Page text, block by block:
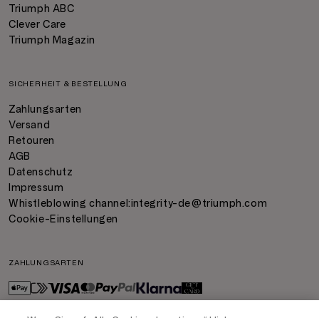
Triumph ABC
Clever Care
Triumph Magazin
SICHERHEIT & BESTELLUNG
Zahlungsarten
Versand
Retouren
AGB
Datenschutz
Impressum
Whistleblowing channel:integrity-de@triumph.com
Cookie-Einstellungen
ZAHLUNGSARTEN